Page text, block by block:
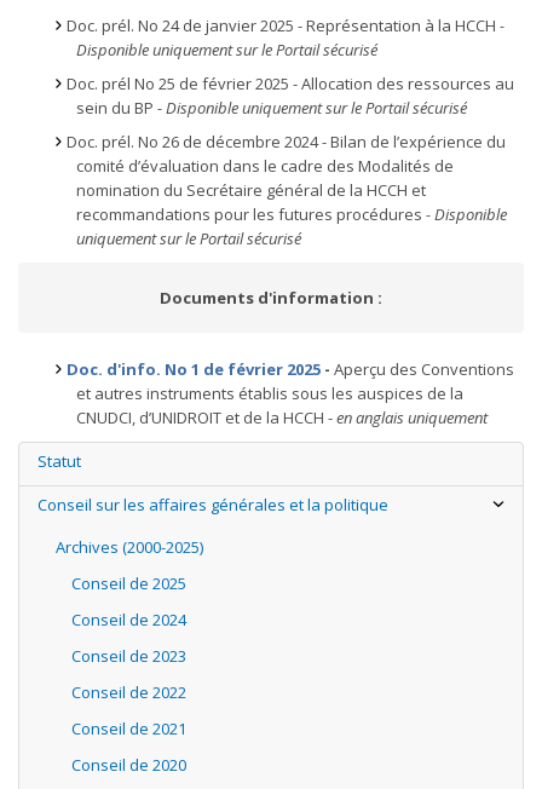
Doc. prél. No 24 de janvier 2025 - Représentation à la HCCH -
Disponible uniquement sur le Portail sécurisé
Doc. prél No 25 de février 2025 - Allocation des ressources au
sein du BP - Disponible uniquement sur le Portail sécurisé
Doc. prél. No 26 de décembre 2024 - Bilan de l’expérience du
comité d’évaluation dans le cadre des Modalités de
nomination du Secrétaire général de la HCCH et
recommandations pour les futures procédures - Disponible
uniquement sur le Portail sécurisé
Documents d'information :
Doc. d'info. No 1 de février 2025 - Aperçu des Conventions
et autres instruments établis sous les auspices de la
CNUDCI, d’UNIDROIT et de la HCCH -en anglais uniquement
Statut
Conseil sur les affaires générales et la politique
Archives (2000-2025)
Conseil de 2025
Conseil de 2024
Conseil de 2023
Conseil de 2022
Conseil de 2021
Conseil de 2020